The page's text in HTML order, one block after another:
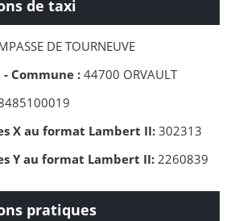
de taxi
DE TOURNEUVE
- Commune : 44700 ORVAULT
X au format Lambert II: 302313
Y au format Lambert II: 2260839
pratiques